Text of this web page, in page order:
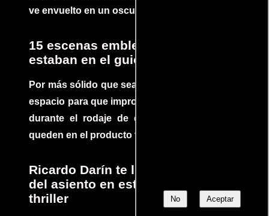
No Aceptar
ve envuelto en un oscuro mundo de crimen
15 escenas emblemáticas que no
estaban en el guion
Por más sólido que sea un guión siempre hay
espacio para que improvisaciones que se dan
durante el rodaje de determinadas escenas
queden en el producto final.
Ricardo Darín te llevará al borde
del asiento en este increíble
thriller